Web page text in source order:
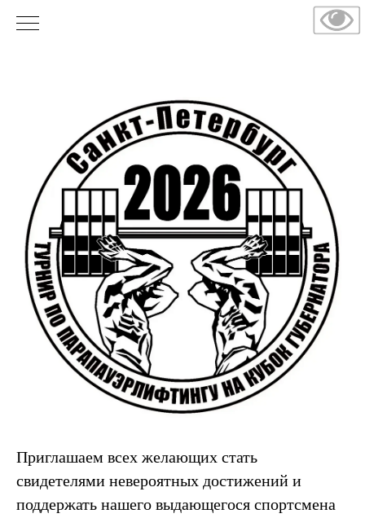
Приглашаем всех желающих стать
свидетелями невероятных достижений и
поддержать нашего выдающегося спортсмена